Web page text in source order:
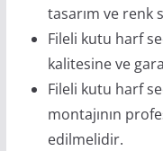
tasarım ve renk
Fileli kutu harf
kalitesine ve
Fileli kutu harf
montajının
edilmelidir.